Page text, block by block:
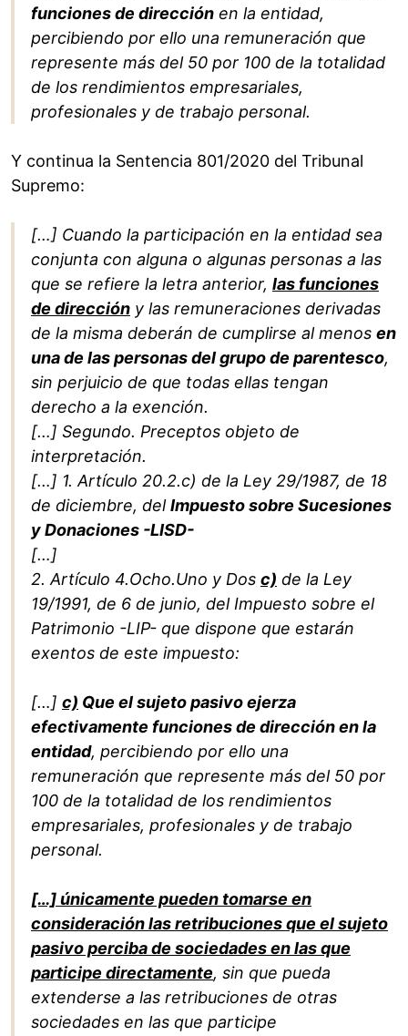
funciones de dirección en la entidad,
percibiendo por ello una remuneración que
represente más del 50 por 100 de la totalidad
de los rendimientos empresariales,
profesionales y de trabajo personal.
Y continua la Sentencia 801/2020 del Tribunal
Supremo:
[…] Cuando la participación en la entidad sea
conjunta con alguna o algunas personas a las
que se refiere la letra anterior, las funciones
de dirección y las remuneraciones derivadas
de la misma deberán de cumplirse al menos en
una de las personas del grupo de parentesco,
sin perjuicio de que todas ellas tengan
derecho a la exención.
[…] Segundo. Preceptos objeto de
interpretación.
[…] 1. Artículo 20.2.c) de la Ley 29/1987, de 18
de diciembre, delImpuesto sobre Sucesiones
y Donaciones -LISD-
[…]
2. Artículo 4.Ocho.Uno y Dos c) de la Ley
19/1991, de 6 de junio, del Impuesto sobre el
Patrimonio -LIP- que dispone que estarán
exentos de este impuesto:
[…] c) Que el sujeto pasivo ejerza
efectivamente funciones de dirección en la
entidad, percibiendo por ello una
remuneración que represente más del 50 por
100 de la totalidad de los rendimientos
empresariales, profesionales y de trabajo
personal.
[…] únicamente pueden tomarse en
consideración las retribuciones que el sujeto
pasivo perciba de sociedades en las que
participe directamente, sin que pueda
extenderse a las retribuciones de otras
sociedades en las que participe